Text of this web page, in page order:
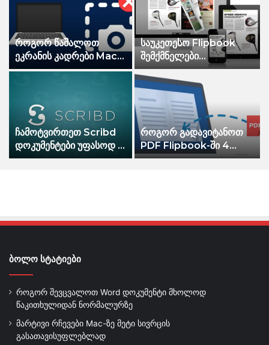
ნორმალურზე
როგორ წაშალოთ
ეკრანის კადრები Mac-
ზე
საუკეთესო Flipbook
შემქმნელები
პროფესიული და
პირადი
გამოყენებისთვის
ჩამოტვირთეთ Scribd
დოკუმენტები უფასოდ –
კვლავ მუშაობს 2022
როგორ გადავიტანოთ
PDF Flipbook-ში 4
მარტივ ნაბიჯში
ბოლო სტატიები
როგორ შევცვალოთ Word დოკუმენტი მხოლოდ
წაკითხულიდან ნორმალურზე
მარტივი რჩევები Mac-ზე მეტი სივრცის
გასათავისუფლებლად